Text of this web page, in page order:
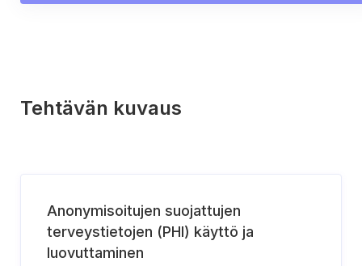
Tehtävän kuvaus
Anonymisoitujen suojattujen
terveystietojen (PHI) käyttö ja
luovuttaminen